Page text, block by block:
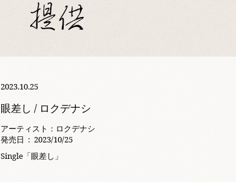
提供
2023.10.25
眼差し / ロクデナシ
アーティスト：ロクデナシ
発売日 ‏ : ‎ 2023/10/25
Single「眼差し」